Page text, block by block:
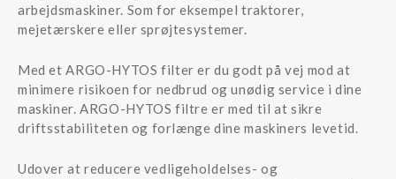
arbejdsmaskiner. Som for eksempel traktorer,
mejetærskere eller sprøjtesystemer.
Med et ARGO-HYTOS filter er du godt på vej mod at
minimere risikoen for nedbrud og unødig service i dine
maskiner. ARGO-HYTOS filtre er med til at sikre
driftsstabiliteten og forlænge dine maskiners levetid.
Udover at reducere vedligeholdelses- og